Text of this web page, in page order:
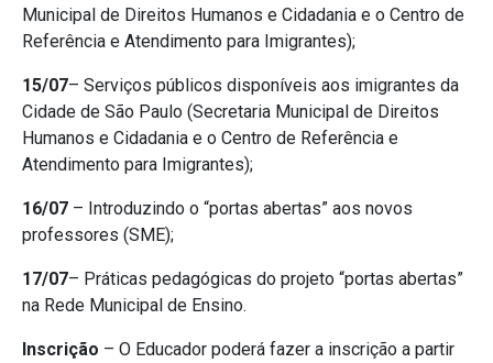
Municipal de Direitos Humanos e Cidadania e o Centro de
Referência e Atendimento para Imigrantes);
15/07– Serviços públicos disponíveis aos imigrantes da
Cidade de São Paulo (Secretaria Municipal de Direitos
Humanos e Cidadania e o Centro de Referência e
Atendimento para Imigrantes);
16/07 – Introduzindo o “portas abertas” aos novos
professores (SME);
17/07– Práticas pedagógicas do projeto “portas abertas”
na Rede Municipal de Ensino.
Inscrição – O Educador poderá fazer a inscrição a partir